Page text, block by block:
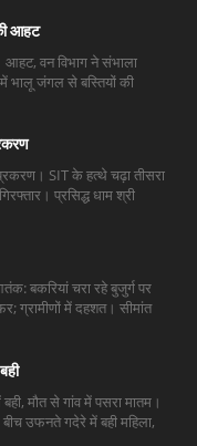
आहट
वन विभाग ने संभाला
में भालू जंगल से बस्तियों की
SIT के हत्थे चढ़ा तीसरा
प्रसिद्ध धाम श्री
बकरियां चरा रहे बुजुर्ग पर
ग्रामीणों में दहशत। सीमांत
मौत से गांव में पसरा मातम।
उफनते गदेरे में बही महिला,